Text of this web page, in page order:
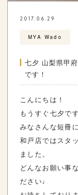
2017.06.29
MYA Wado
七夕 山梨県甲
です！
こんにちは！
もうすぐ七夕で
みなさんな短冊
和戸店ではスタ
ました。
どんなお願い事
ださい♩